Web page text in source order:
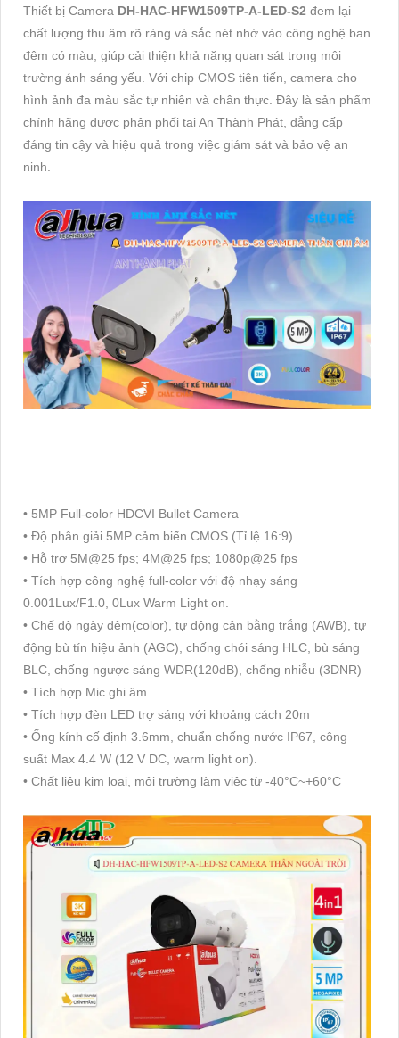
Thiết bị Camera DH-HAC-HFW1509TP-A-LED-S2 đem lại
chất lượng thu âm rõ ràng và sắc nét nhờ vào công nghệ ban
đêm có màu, giúp cải thiện khả năng quan sát trong môi
trường ánh sáng yếu. Với chip CMOS tiên tiến, camera cho
hình ảnh đa màu sắc tự nhiên và chân thực. Đây là sản phẩm
chính hãng được phân phối tại An Thành Phát, đẳng cấp
đáng tin cậy và hiệu quả trong việc giám sát và bảo vệ an
ninh.
• 5MP Full-color HDCVI Bullet Camera
• Độ phân giải 5MP cảm biến CMOS (Tỉ lệ 16:9)
• Hỗ trợ 5M@25 fps; 4M@25 fps; 1080p@25 fps
• Tích hợp công nghệ full-color với độ nhạy sáng
0.001Lux/F1.0, 0Lux Warm Light on.
• Chế độ ngày đêm(color), tự động cân bằng trắng (AWB), tự
động bù tín hiệu ảnh (AGC), chống chói sáng HLC, bù sáng
BLC, chống ngược sáng WDR(120dB), chống nhiễu (3DNR)
• Tích hợp Mic ghi âm
• Tích hợp đèn LED trợ sáng với khoảng cách 20m
• Ống kính cố định 3.6mm, chuẩn chống nước IP67, công
suất Max 4.4 W (12 V DC, warm light on).
• Chất liệu kim loại, môi trường làm việc từ -40°C~+60°C